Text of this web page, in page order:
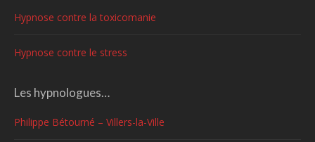
Hypnose contre la toxicomanie
Hypnose contre le stress
Les hypnologues…
Philippe Bétourné – Villers-la-Ville